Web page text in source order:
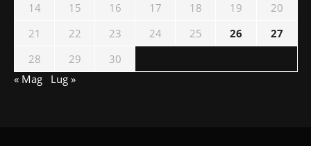
14
15 16 17 18 19
20
21
22 23 24 25 26
27
28
29
30
« Mag
Lug »